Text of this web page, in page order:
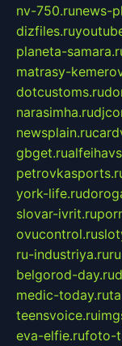
nv-750.runews-
dizfiles.ru
planeta-
matrasy-
dotcustoms.ru
narasimha.ru
newsplain.ru
gbget.ru
york-life.ru
slovar-ivrit.ru
ovucontrol.ru
ru-industriya.ru
belgorod-day.ru
medic-today.ru
teensvoice.ru
eva-elfie.rufoto-